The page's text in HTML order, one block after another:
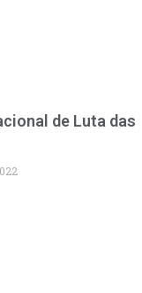
de Luta das